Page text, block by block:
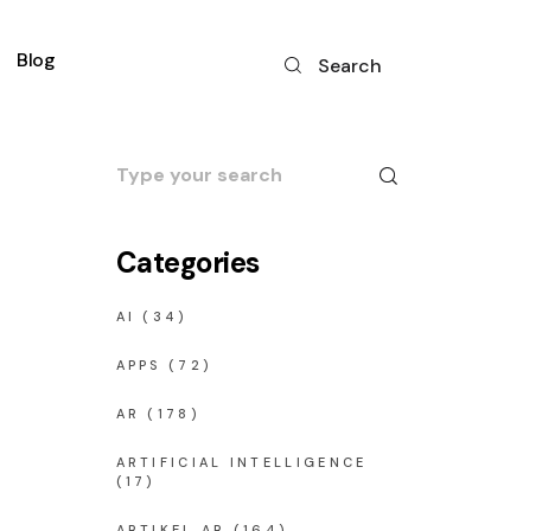
Blog Search
Search
for:
Categories
AI (34)
APPS (72)
AR (178)
ARTIFICIAL INTELLIGENCE
(17)